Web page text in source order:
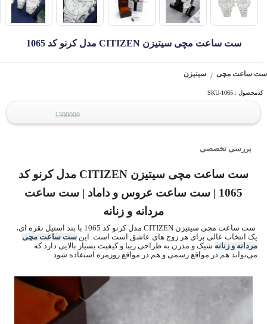
ست ساعت مچی سیتیزن CITIZEN مدل کرنو کد 1065
ست ساعت مچی / سیتیزن
کدمحصول : SKU-1065
1300000
بررسی تخصصی
ست ساعت مچی سیتیزن CITIZEN مدل کرنو کد
1065 | ست ساعت عروس و داماد | ست ساعت
مردانه و زنانه
ست ساعت مچی سیتیزن CITIZEN مدل کرنو کد 1065 با بند استیل نقره ای،
یک انتخاب عالی برای هر زوج های عاشق است است. این ست ساعت مچی
مردانه و زنانه شیک و مدرن به طراحی زیبا و کیفیت بسیار بالایی دارد که
می‌تواند هم در مواقع رسمی و هم در مواقع روزمره استفاده شود